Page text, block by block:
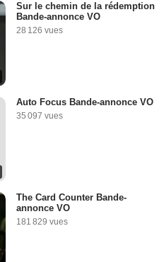
Sur le chemin de la rédemption
Bande-annonce VO
28 126 vues
Auto Focus Bande-annonce VO
35 097 vues
The Card Counter Bande-
annonce VO
181 829 vues